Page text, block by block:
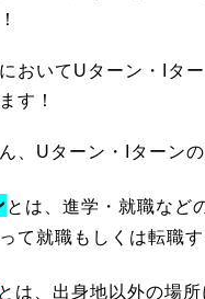
おいてUターン・Iタ
す！
、Uターン・Iターン
とは、進学・就職など
て就職もしくは転職す
とは、出身地以外の場